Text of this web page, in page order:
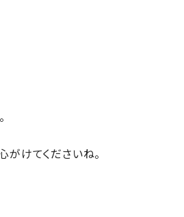
けてくださいね。